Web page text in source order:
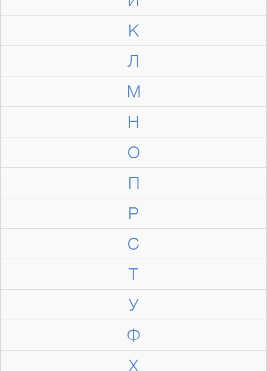
К
Л
М
Н
О
П
Р
С
Т
У
Ф
Х